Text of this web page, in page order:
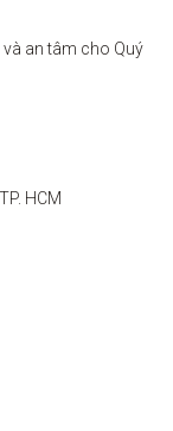
và an tâm cho Quý
HCM